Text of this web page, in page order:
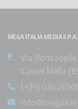
MEGA ITALIA MEDIA S.P.A.
Via
Castel Mella
(+39)